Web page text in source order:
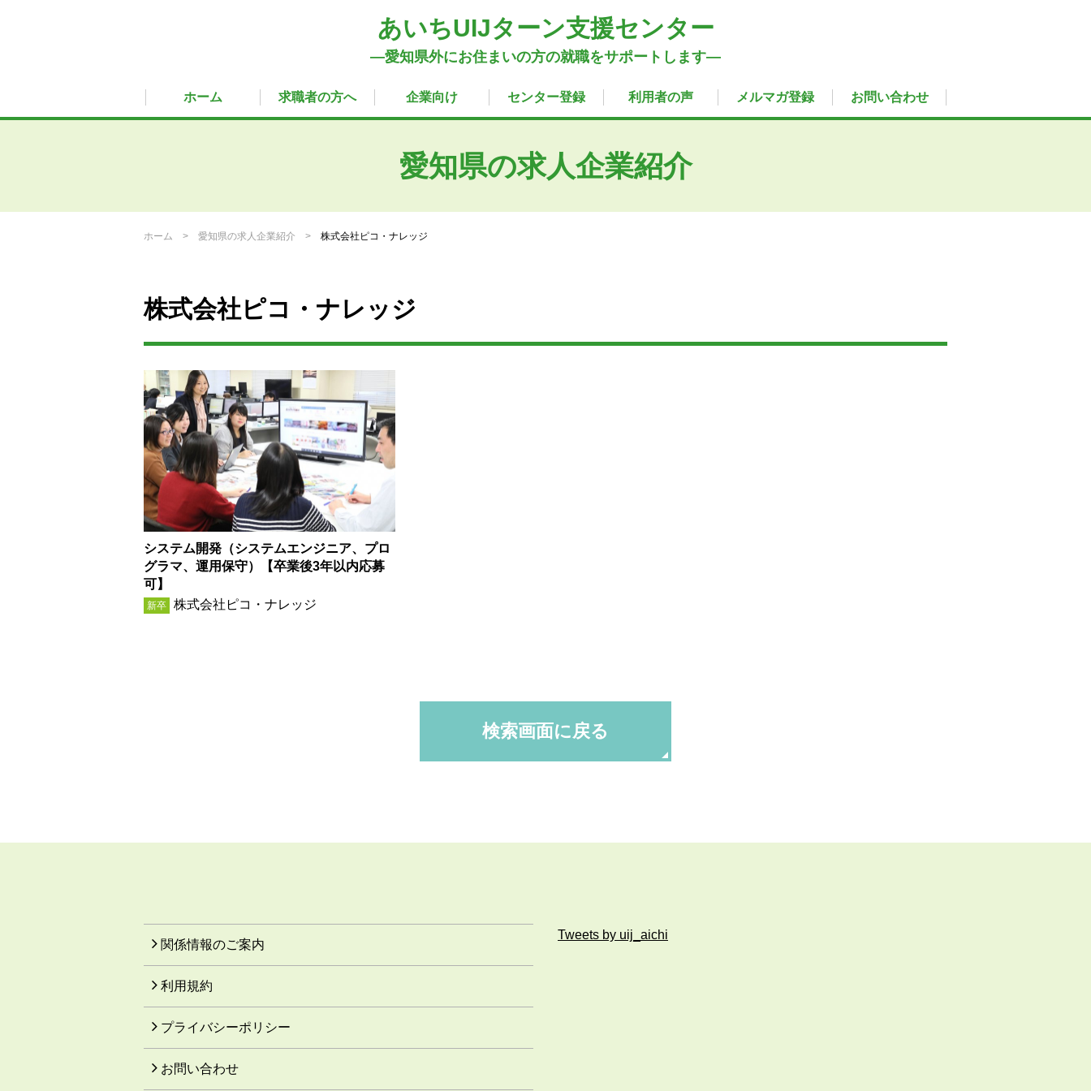
あいちUIJターン支援センター
―愛知県外にお住まいの方の就職をサポートします―
ホーム 求職者の方へ 企業向け センター登録 利用者の声 メルマガ登録 お問い合わせ
愛知県の求人企業紹介
ホーム 愛知県の求人企業紹介 株式会社ピコ・ナレッジ
株式会社ピコ・ナレッジ
システム開発（システムエンジニア、プロ
グラマ、運用保守）【卒業後3年以内応募
可】
新卒 株式会社ピコ・ナレッジ
検索画面に戻る
関係情報のご案内
利用規約
プライバシーポリシー
お問い合わせ
Tweets by uij_aichi